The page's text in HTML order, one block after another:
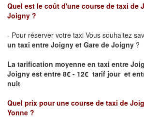
Quel est le coût d'une course de taxi de
Joigny ?
- Pour réserver votre taxi Vous souhaitez
un taxi entre Joigny et Gare de Joigny ?
La tarification moyenne en taxi entre
Joigny est entre 8€ - 12€ tarif jour et
nuit
Quel prix pour une course de taxi de
Yonne ?